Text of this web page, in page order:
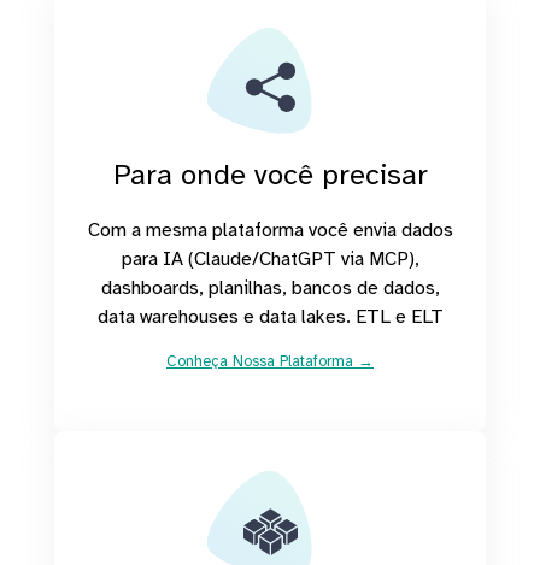
Para onde você precisar
Com a mesma plataforma você envia dados
para IA (Claude/ChatGPT via MCP),
dashboards, planilhas, bancos de dados,
data warehouses e data lakes. ETL e ELT
Conheça Nossa Plataforma →